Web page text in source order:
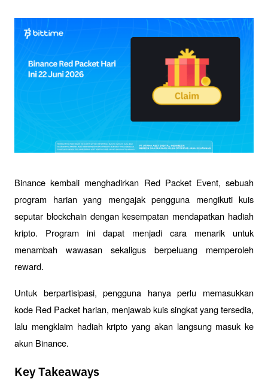
Binance kembali menghadirkan Red Packet Event, sebuah
program harian yang mengajak pengguna mengikuti kuis
seputar blockchain dengan kesempatan mendapatkan hadiah
kripto. Program ini dapat menjadi cara menarik untuk
menambah wawasan sekaligus berpeluang memperoleh
reward.
Untuk berpartisipasi, pengguna hanya perlu memasukkan
kode Red Packet harian, menjawab kuis singkat yang tersedia,
lalu mengklaim hadiah kripto yang akan langsung masuk ke
akun Binance.
Key Takeaways